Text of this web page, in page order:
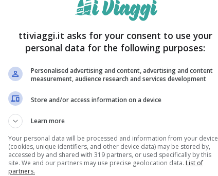
del
Grande Fratello VIPnel 2018. Lori Del
uno tra tanti quello che narra di un
di perdere la vita a causa dei paparazzi.
poteva costarle la vita
Santo ai microfoni di Mattino 5 in un’intervista
a Federica Panicucci nel mentre spiegava
potuta rivelarsi decisiva.La showgirl
con Giancarlo Giannini e per tentare di
ttiviaggi.it asks for your consent to use your
personal data for the following purposes:
Personalised advertising and content, advertising and content
measurement, audience research and services development
Store and/or access information on a device
Learn more
Your personal data will be processed and information from your device
(cookies, unique identifiers, and other device data) may be stored by,
accessed by and shared with 319 partners, or used specifically by this
site. We and our partners may use precise geolocation data. List of
partners.